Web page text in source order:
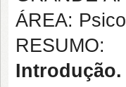
ÁREA:
RESUMO:
Introdução.